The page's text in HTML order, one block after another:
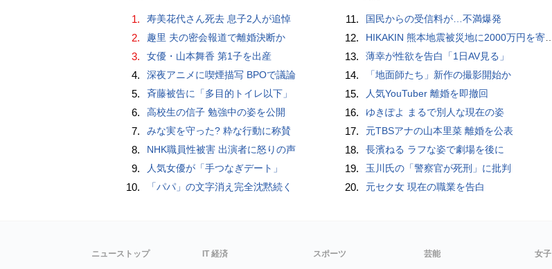
1. 寿美花代さん死去 息子2人が追悼
2. 趣里 夫の密会報道で離婚決断か
3. 女優・山本舞香 第1子を出産
4. 深夜アニメに喫煙描写 BPOで議論
5. 斉藤被告に「多目的トイレ以下」
6. 高校生の信子 勉強中の姿を公開
7. みな実を守った? 粋な行動に称賛
8. NHK職員性被害 出演者に怒りの声
9. 人気女優が「手つなぎデート」
10. 「パパ」の文字消え完全沈黙続く
11. 国民からの受信料が…不満爆発
12. HIKAKIN 熊本地震被災地に2000万円を寄付「1円でも…支援の輪が広がることを願っています」
13. 薄幸が性欲を告白「1日AV見る」
14. 「地面師たち」新作の撮影開始か
15. 人気YouTuber 離婚を即撤回
16. ゆきぽよ まるで別人な現在の姿
17. 元TBSアナの山本里菜 離婚を公表
18. 長濱ねる ラフな姿で劇場を後に
19. 玉川氏の「警察官が死刑」に批判
20. 元セク女 現在の職業を告白
ニューストップ IT 経済 スポーツ 芸能 女子